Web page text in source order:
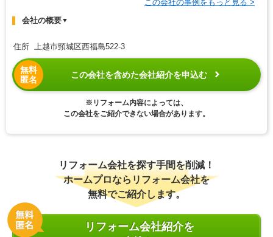
この会社の事例をもっと見る >
会社の概要▼
住所 上越市頸城区西福島522-3
無料
匿名
この会社を含めた会社紹介を申込む
※リフォーム内容によっては、
この会社をご紹介できない場合があります。
リフォーム会社を探す手間を削減！
ホームプロならリフォーム会社を
無料でご紹介します。
リフォーム会社紹介を